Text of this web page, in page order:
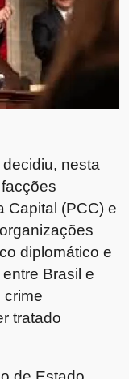
nesta
Capital (PCC) e
diplomático e
Brasil e
crime
tratado